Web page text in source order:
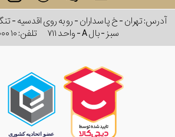
سبز - بال A - واحد ۷۱۱
تلفن:۰۲۱